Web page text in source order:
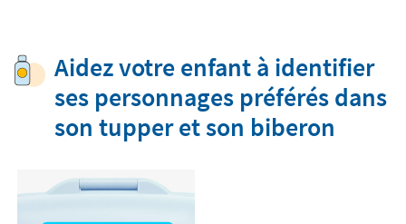
Aidez votre enfant à identifier
ses personnages préférés dans
son tupper et son biberon